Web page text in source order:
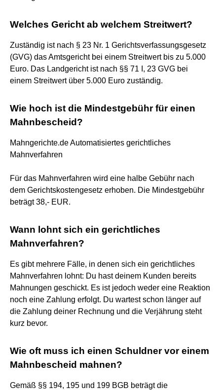
Welches Gericht ab welchem Streitwert?
Zuständig ist nach § 23 Nr. 1 Gerichtsverfassungsgesetz
(GVG) das Amtsgericht bei einem Streitwert bis zu 5.000
Euro. Das Landgericht ist nach §§ 71 I, 23 GVG bei
einem Streitwert über 5.000 Euro zuständig.
Wie hoch ist die Mindestgebühr für einen
Mahnbescheid?
Mahngerichte.de Automatisiertes gerichtliches
Mahnverfahren
Für das Mahnverfahren wird eine halbe Gebühr nach
dem Gerichtskostengesetz erhoben. Die Mindestgebühr
beträgt 38,- EUR.
Wann lohnt sich ein gerichtliches
Mahnverfahren?
Es gibt mehrere Fälle, in denen sich ein gerichtliches
Mahnverfahren lohnt: Du hast deinem Kunden bereits
Mahnungen geschickt. Es ist jedoch weder eine Reaktion
noch eine Zahlung erfolgt. Du wartest schon länger auf
die Zahlung deiner Rechnung und die Verjährung steht
kurz bevor.
Wie oft muss ich einen Schuldner vor einem
Mahnbescheid mahnen?
Gemäß §§ 194, 195 und 199 BGB beträgt die